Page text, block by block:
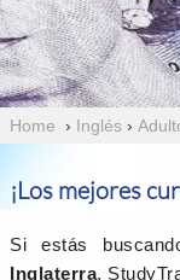
Home › Inglés ›
¡Los mejores
Si estás
Inglaterra,